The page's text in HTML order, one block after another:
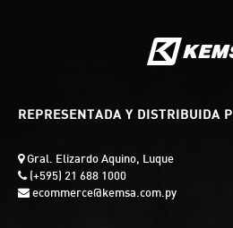
REPRESENTADA Y DISTRIBUIDA
Gral. Elizardo Aquino, Luque
(+595) 21 688 1000
ecommerce@kemsa.com.py